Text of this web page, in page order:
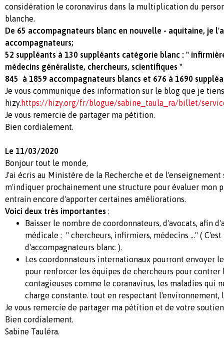
considération le coronavirus dans la multiplication du
blanche.
De 65 accompagnateurs blanc en nouvelle - aquitaine, je
accompagnateurs;
52 suppléants à 130 suppléants catégorie blanc : "
médecins généraliste, chercheurs, scientifiques "
845 à 1859 accompagnateurs blancs et 676 à 1690
Je vous communique des information sur le blog que je
hizy. https://hizy.org/fr/blogue/sabine_taula_ra/billet/
Je vous remercie de partager ma pétition.
Bien cordialement.
Le 11/03/2020
Bonjour tout le monde,
J'ai écris au Ministère de la Recherche et de l'enseignement
m'indiquer prochainement une structure pour évaluer mon
entrain encore d'apporter certaines améliorations.
Voici deux très importantes :
Baisser le nombre de coordonnateurs, d'avocats, afin
médicale : " chercheurs, infirmiers, médecins ..." (
d'accompagnateurs blanc ).
Les coordonnateurs internationaux pourront envoyer
pour renforcer les équipes de chercheurs pour contrer
contagieuses comme le coranavirus, les maladies qui
charge constante. tout en respectant l'environnement,
Je vous remercie de partager ma pétition et de votre
Bien cordialement.
Sabine Tauléra.